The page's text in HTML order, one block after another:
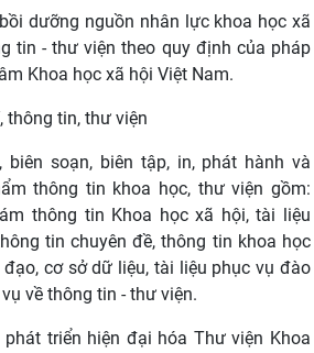
dưỡng nguồn nhân lực khoa học xã
tin - thư viện theo quy định của pháp
Khoa học xã hội Việt Nam.
thông tin, thư viện
biên soạn, biên tập, in, phát hành và
thông tin khoa học, thư viện gồm:
thông tin Khoa học xã hội, tài liệu
tin chuyên đề, thông tin khoa học
cơ sở dữ liệu, tài liệu phục vụ đào
về thông tin - thư viện.
triển hiện đại hóa Thư viện Khoa